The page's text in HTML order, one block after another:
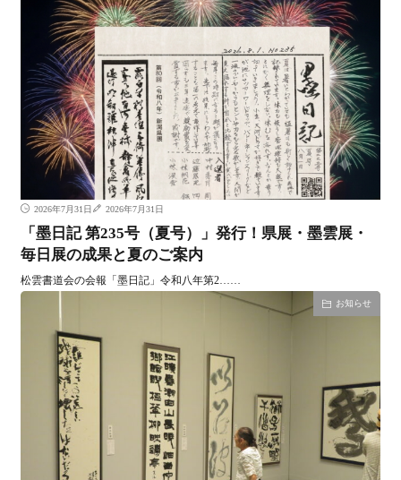
2026年7月31日 2026年7月31日
「墨日記 第235号（夏号）」発行！県展・墨雲展・
毎日展の成果と夏のご案内
松雲書道会の会報「墨日記」令和八年第2……
お知らせ